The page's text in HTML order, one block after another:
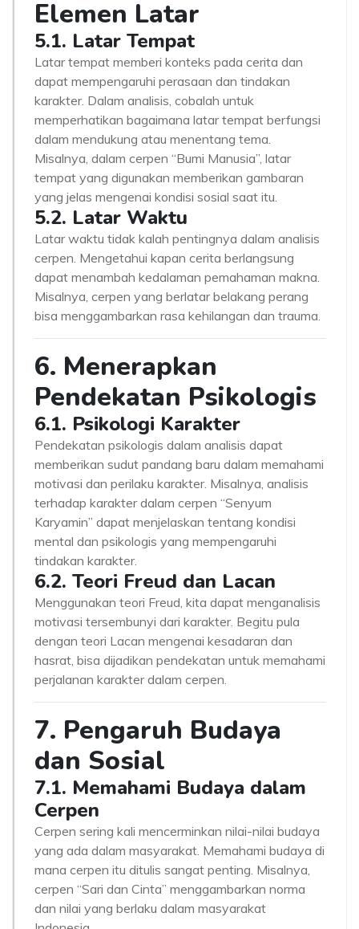
Elemen Latar
5.1. Latar Tempat
Latar tempat memberi konteks pada cerita dan
dapat mempengaruhi perasaan dan tindakan
karakter. Dalam analisis, cobalah untuk
memperhatikan bagaimana latar tempat berfungsi
dalam mendukung atau menentang tema.
Misalnya, dalam cerpen “Bumi Manusia”, latar
tempat yang digunakan memberikan gambaran
yang jelas mengenai kondisi sosial saat itu.
5.2. Latar Waktu
Latar waktu tidak kalah pentingnya dalam analisis
cerpen. Mengetahui kapan cerita berlangsung
dapat menambah kedalaman pemahaman makna.
Misalnya, cerpen yang berlatar belakang perang
bisa menggambarkan rasa kehilangan dan trauma.
6. Menerapkan
Pendekatan Psikologis
6.1. Psikologi Karakter
Pendekatan psikologis dalam analisis dapat
memberikan sudut pandang baru dalam memahami
motivasi dan perilaku karakter. Misalnya, analisis
terhadap karakter dalam cerpen “Senyum
Karyamin” dapat menjelaskan tentang kondisi
mental dan psikologis yang mempengaruhi
tindakan karakter.
6.2. Teori Freud dan Lacan
Menggunakan teori Freud, kita dapat menganalisis
motivasi tersembunyi dari karakter. Begitu pula
dengan teori Lacan mengenai kesadaran dan
hasrat, bisa dijadikan pendekatan untuk memahami
perjalanan karakter dalam cerpen.
7. Pengaruh Budaya
dan Sosial
7.1. Memahami Budaya dalam
Cerpen
Cerpen sering kali mencerminkan nilai-nilai budaya
yang ada dalam masyarakat. Memahami budaya di
mana cerpen itu ditulis sangat penting. Misalnya,
cerpen “Sari dan Cinta” menggambarkan norma
dan nilai yang berlaku dalam masyarakat